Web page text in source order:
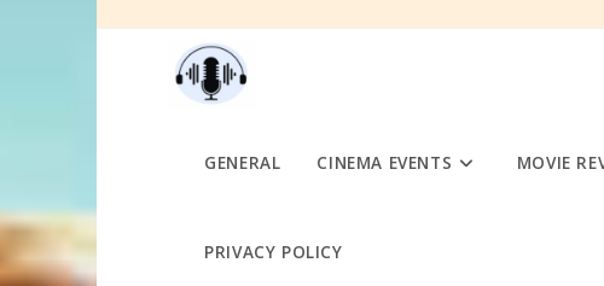
GENERAL CINEMA EVENTS MOVIE
PRIVACY POLICY